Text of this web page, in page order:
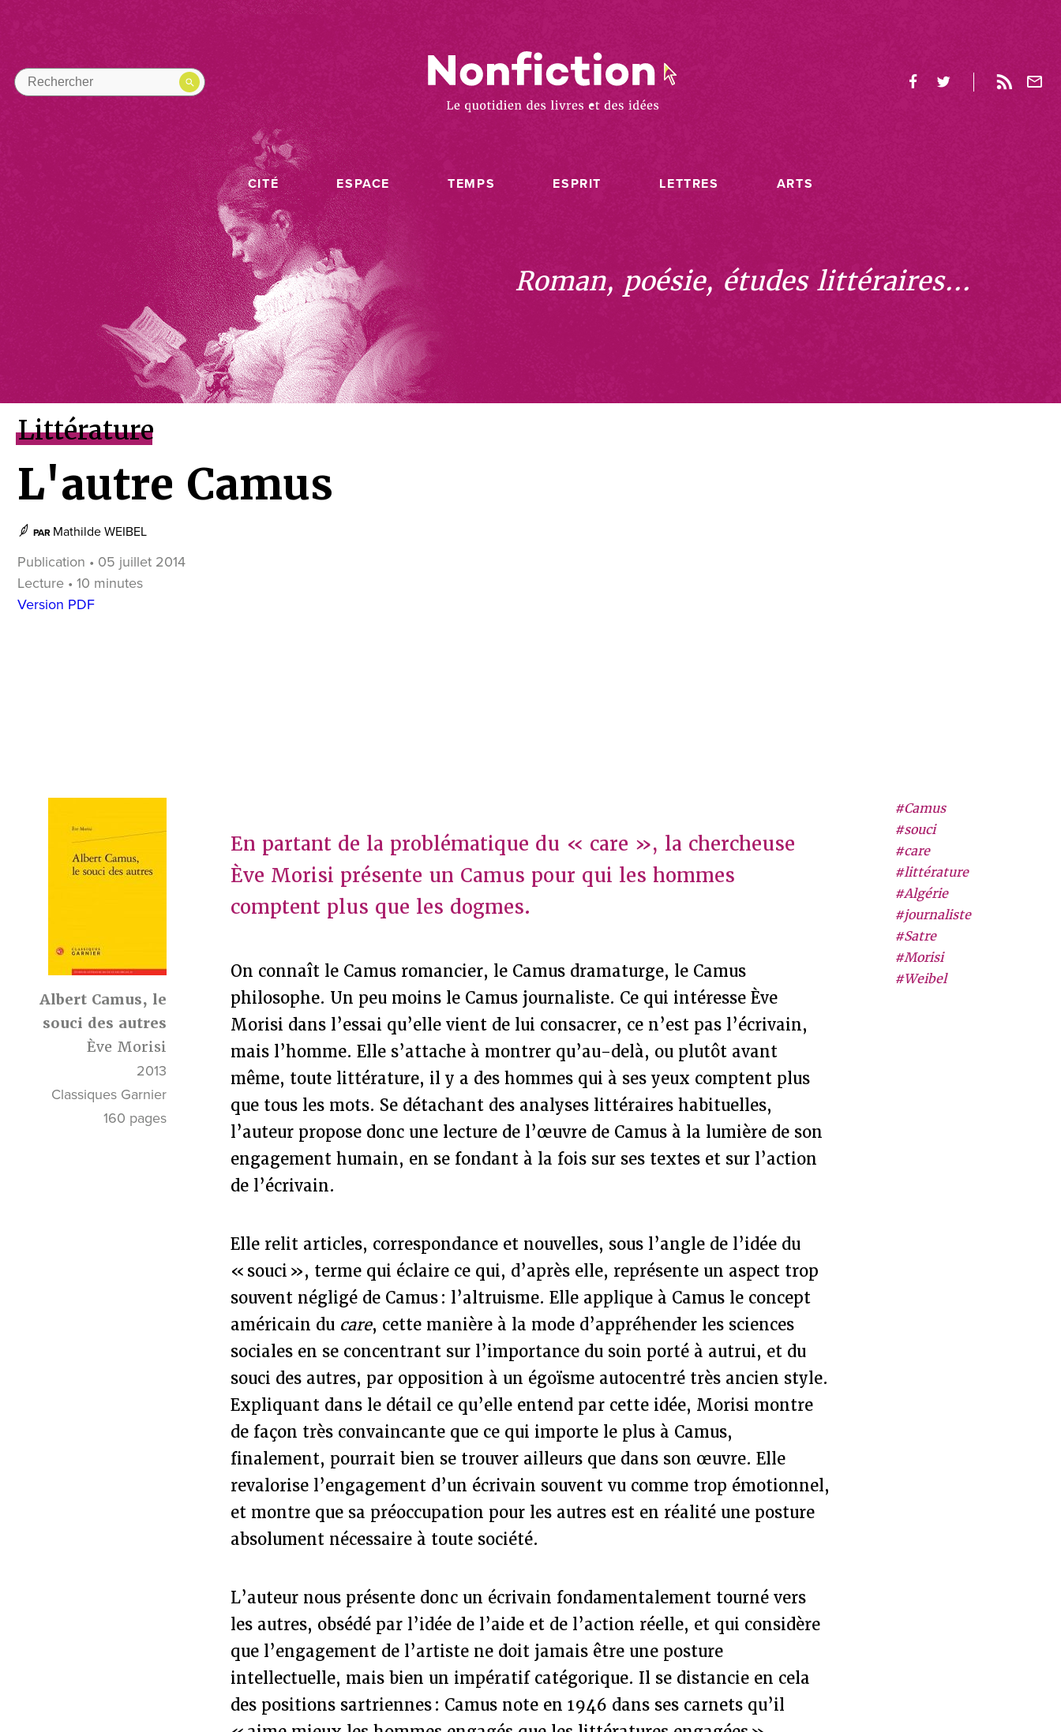
CITÉ ESPACE TEMPS ESPRIT LETTRES ARTS
Roman, poésie, études littéraires...
Littérature
L'autre Camus
PAR Mathilde WEIBEL
Publication • 05 juillet 2014
Lecture • 10 minutes
Version PDF
Albert Camus, le
souci des autres
Ève Morisi
2013
Classiques Garnier
160 pages
#Camus
#souci
#care
#littérature
#Algérie
#journaliste
#Satre
#Morisi
#Weibel
En partant de la problématique du « care », la chercheuse
Ève Morisi présente un Camus pour qui les hommes
comptent plus que les dogmes.
On connaît le Camus romancier, le Camus dramaturge, le Camus
philosophe. Un peu moins le Camus journaliste. Ce qui intéresse Ève
Morisi dans l’essai qu’elle vient de lui consacrer, ce n’est pas l’écrivain,
mais l’homme. Elle s’attache à montrer qu’au-delà, ou plutôt avant
même, toute littérature, il y a des hommes qui à ses yeux comptent plus
que tous les mots. Se détachant des analyses littéraires habituelles,
l’auteur propose donc une lecture de l’œuvre de Camus à la lumière de son
engagement humain, en se fondant à la fois sur ses textes et sur l’action
de l’écrivain.
Elle relit articles, correspondance et nouvelles, sous l’angle de l’idée du
« souci », terme qui éclaire ce qui, d’après elle, représente un aspect trop
souvent négligé de Camus : l’altruisme. Elle applique à Camus le concept
américain du care, cette manière à la mode d’appréhender les sciences
sociales en se concentrant sur l’importance du soin porté à autrui, et du
souci des autres, par opposition à un égoïsme autocentré très ancien style.
Expliquant dans le détail ce qu’elle entend par cette idée, Morisi montre
de façon très convaincante que ce qui importe le plus à Camus,
finalement, pourrait bien se trouver ailleurs que dans son œuvre. Elle
revalorise l’engagement d’un écrivain souvent vu comme trop émotionnel,
et montre que sa préoccupation pour les autres est en réalité une posture
absolument nécessaire à toute société.
L’auteur nous présente donc un écrivain fondamentalement tourné vers
les autres, obsédé par l’idée de l’aide et de l’action réelle, et qui considère
que l’engagement de l’artiste ne doit jamais être une posture
intellectuelle, mais bien un impératif catégorique. Il se distancie en cela
des positions sartriennes : Camus note en 1946 dans ses carnets qu’il